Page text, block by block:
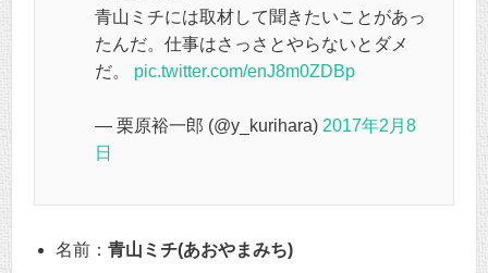
青山ミチには取材して聞きたいことがあっ
たんだ。仕事はさっさとやらないとダメ
だ。 pic.twitter.com/enJ8m0ZDBp
— 栗原裕一郎 (@y_kurihara) 2017年2月8
日
名前： 青山ミチ(あおやまみち)